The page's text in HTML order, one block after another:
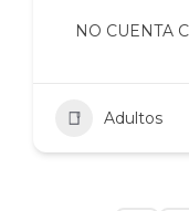
NO CUENTA
Adultos